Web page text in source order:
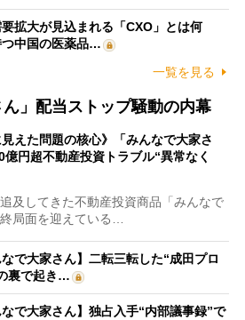
拡大が見込まれる「CXO」とは何
中国の医薬品…
一覧を見る
ん」配当ストップ騒動の内幕
見えた問題の核心》「みんなで大家さ
億円超不動産投資トラブル“異常なく
及してきた不動産投資商品「みんなで
局面を迎えている…
なで大家さん】二転三転した“成田プロ
裏で起き…
なで大家さん】独占入手“内部議事録”で